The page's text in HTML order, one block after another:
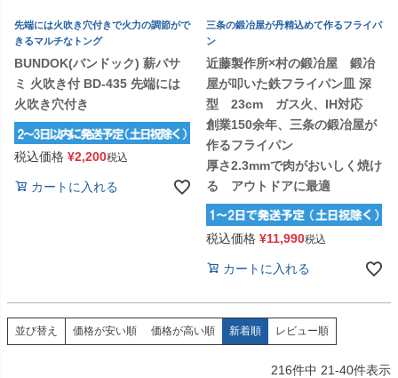
先端には火吹き穴付きで火力の調節がで
きるマルチなトング
BUNDOK(バンドック) 薪バサ
ミ 火吹き付 BD-435 先端には
火吹き穴付き
税込価格 ¥2,200税込
カートに入れる
三条の鍛冶屋が丹精込めて作るフライパ
ン
近藤製作所×村の鍛冶屋 鍛冶
屋が叩いた鉄フライパン皿 深
型 23cm ガス火、IH対応
創業150余年、三条の鍛冶屋が
作るフライパン
厚さ2.3mmで肉がおいしく焼け
る アウトドアに最適
税込価格 ¥11,990税込
カートに入れる
並び替え 価格が安い順 価格が高い順 新着順 レビュー順
216件中 21-40件表示